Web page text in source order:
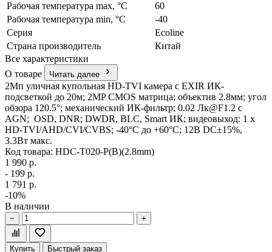
Рабочая температура max, °С
60
Рабочая температура min, °С
-40
Серия
Ecoline
Страна производитель
Китай
Все характеристики
О товаре
Читать далее
2Мп уличная купольная HD-TVI камера с EXIR ИК-
подсветкой до 20м; 2MP CMOS матрица; объектив 2.8мм; угол
обзора 120.5°; механический ИК-фильтр; 0.02 Лк@F1.2 с
AGN; OSD, DNR; DWDR, BLC, Smart ИК; видеовыход: 1 х
HD-TVI/AHD/CVI/CVBS; -40°С до +60°С; 12В DC±15%,
3.3Вт макс.
Код товара: HDC-T020-P(B)(2.8mm)
1 990 р.
- 199 р.
1 791 р.
-10%
В наличии
− +
Купить Быстрый заказ